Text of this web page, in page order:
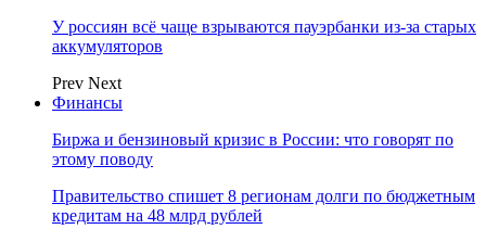
У россиян всё чаще взрываются пауэрбанки из-за старых
аккумуляторов
Prev Next
Финансы
Биржа и бензиновый кризис в России: что говорят по
этому поводу
Правительство спишет 8 регионам долги по бюджетным
кредитам на 48 млрд рублей